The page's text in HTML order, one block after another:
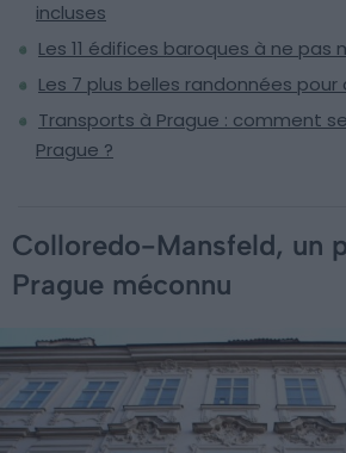
incluses
Les 11 édifices baroques à ne pas
Les 7 plus belles randonnées pour
Transports à Prague : comment
Prague ?
Colloredo-Mansfeld, un
Prague méconnu